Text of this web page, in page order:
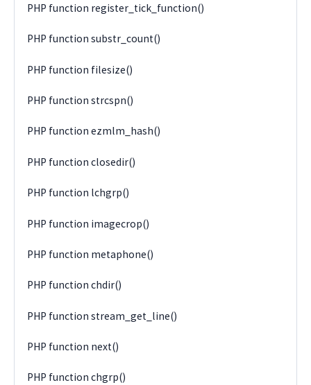
PHP function register_tick_function()
PHP function substr_count()
PHP function filesize()
PHP function strcspn()
PHP function ezmlm_hash()
PHP function closedir()
PHP function lchgrp()
PHP function imagecrop()
PHP function metaphone()
PHP function chdir()
PHP function stream_get_line()
PHP function next()
PHP function chgrp()